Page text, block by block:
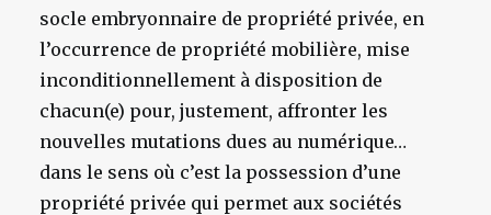
socle embryonnaire de propriété privée, en
l’occurrence de propriété mobilière, mise
inconditionnellement à disposition de
chacun(e) pour, justement, affronter les
nouvelles mutations dues au numérique…
dans le sens où c’est la possession d’une
propriété privée qui permet aux sociétés